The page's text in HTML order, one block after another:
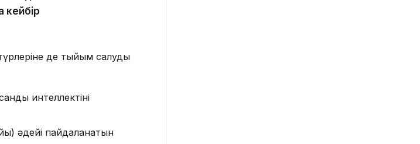
кейбір
де тыйым салуды
интеллектіні
әдейі пайдаланатын